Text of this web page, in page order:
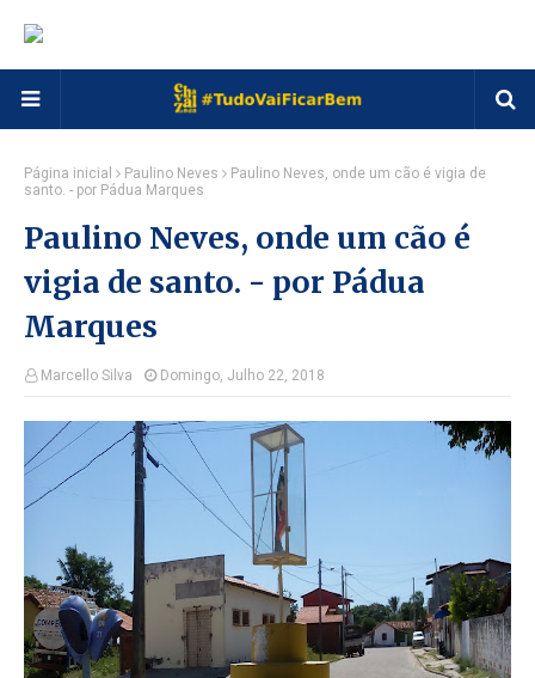
Página inicial Paulino Neves
Paulino Neves, onde um cão é vigia de
santo. - por Pádua Marques
Paulino Neves, onde um cão é
vigia de santo. - por Pádua
Marques
Marcello Silva Domingo, Julho 22, 2018